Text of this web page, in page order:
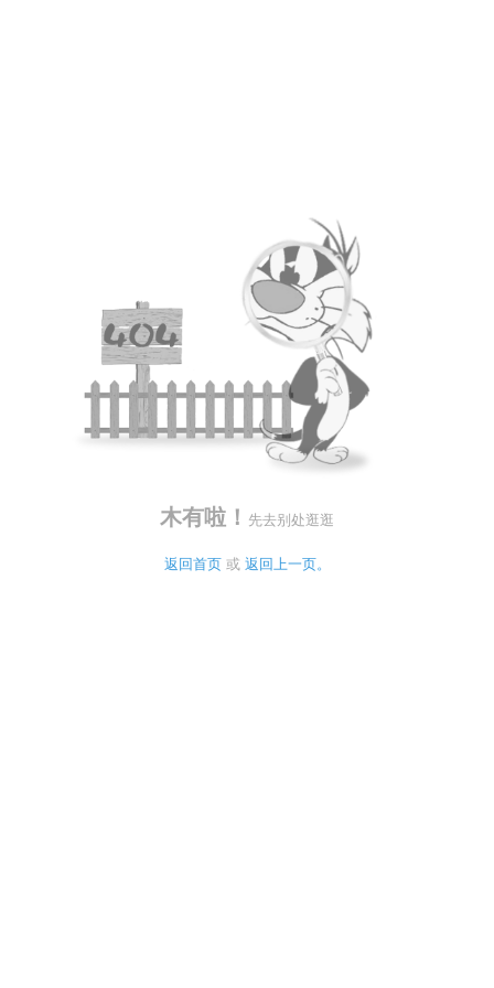
木有啦！ 先去别处逛逛
返回首页 或 返回上一页。